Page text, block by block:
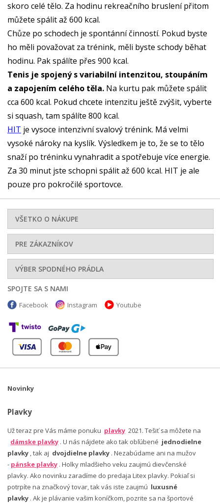
skoro celé tělo. Za hodinu rekreačního bruslení přitom
můžete spálit až 600 kcal.
Chůze po schodech je spontánní činností. Pokud byste
ho měli považovat za trénink, měli byste schody běhat
hodinu. Pak spálíte přes 900 kcal.
Tenis je spojený s variabilní intenzitou, stoupáním
a zapojením celého těla. Na kurtu pak můžete spálit
cca 600 kcal. Pokud chcete intenzitu ještě zvýšit, vyberte
si squash, tam spálíte 800 kcal.
HIT je vysoce intenzivní svalový trénink. Má velmi
vysoké nároky na kyslík. Výsledkem je to, že se to tělo
snaží po tréninku vynahradit a spotřebuje více energie.
Za 30 minut jste schopni spálit až 600 kcal. HIT je ale
pouze pro pokročilé sportovce.
VŠETKO O NÁKUPE
PRE ZÁKAZNÍKOV
VÝBER SPODNÉHO PRÁDLA
SPOJTE SA S NAMI
Facebook Instagram Youtube
Novinky
Plavky
Už teraz pre Vás máme ponuku plavky 2021. Tešiť sa môžete na
dámske plavky . U nás nájdete ako tak obľúbené jednodielne
plavky , tak aj dvojdielne plavky . Nezabúdame ani na mužov
- pánske plavky . Holky mladšieho veku zaujmú dievčenské
plavky. Ako novinku zaradíme do predaja Litex plavky. Pokiaľ si
potrpíte na značkový tovar, tak vás iste zaujmú luxusné
plavky . Ak je plávanie vašim koníčkom, pozrite sa na športové